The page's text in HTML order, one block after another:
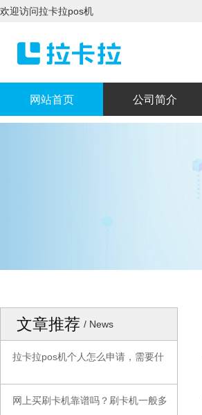
欢迎访问拉卡拉pos机
网站首页 公司简介
文章推荐 / News
拉卡拉pos机个人怎么申请，需要什
网上买刷卡机靠谱吗？刷卡机一般多